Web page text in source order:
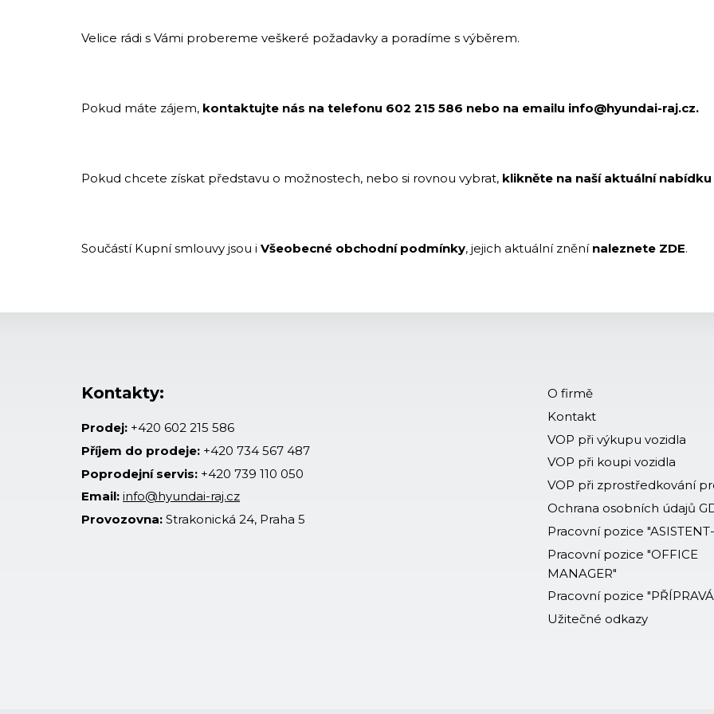
Velice rádi s Vámi probereme veškeré požadavky a poradíme s výběrem.
Pokud máte zájem, kontaktujte nás na telefonu 602 215 586 nebo na emailu info@hyundai-raj.cz.
Pokud chcete získat představu o možnostech, nebo si rovnou vybrat, klikněte na naší aktuální nabídku
Součástí Kupní smlouvy jsou i Všeobecné obchodní podmínky, jejich aktuální znění naleznete ZDE.
Kontakty:
Prodej: +420 602 215 586
Příjem do prodeje: +420 734 567 487
Poprodejní servis: +420 739 110 050
Email: info@hyundai-raj.cz
Provozovna: Strakonická 24, Praha 5
O firmě
Kontakt
VOP při výkupu vozidla
VOP při koupi vozidla
VOP při zprostředkování
Ochrana osobních údajů
Pracovní pozice
Pracovní pozice "OFFICE
MANAGER"
Pracovní pozice
Užitečné odkazy